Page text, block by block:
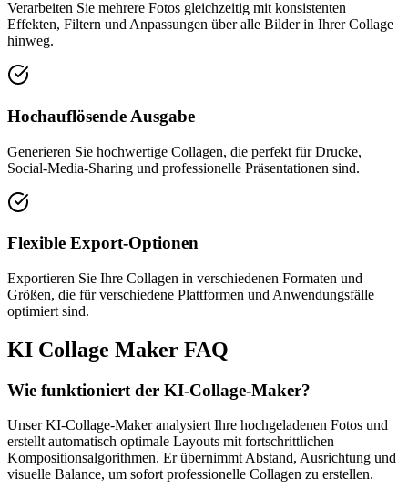
Verarbeiten Sie mehrere Fotos gleichzeitig mit konsistenten
Effekten, Filtern und Anpassungen über alle Bilder in Ihrer Collage
hinweg.
Hochauflösende Ausgabe
Generieren Sie hochwertige Collagen, die perfekt für Drucke,
Social-Media-Sharing und professionelle Präsentationen sind.
Flexible Export-Optionen
Exportieren Sie Ihre Collagen in verschiedenen Formaten und
Größen, die für verschiedene Plattformen und Anwendungsfälle
optimiert sind.
KI Collage Maker FAQ
Wie funktioniert der KI-Collage-Maker?
Unser KI-Collage-Maker analysiert Ihre hochgeladenen Fotos und
erstellt automatisch optimale Layouts mit fortschrittlichen
Kompositionsalgorithmen. Er übernimmt Abstand, Ausrichtung und
visuelle Balance, um sofort professionelle Collagen zu erstellen.